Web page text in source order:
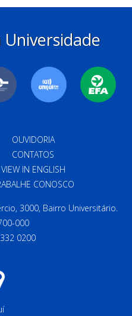
OUVIDORIA
CONTATOS
VIEW IN ENGLISH
CONOSCO
3000, Bairro Universitário.
000
0200